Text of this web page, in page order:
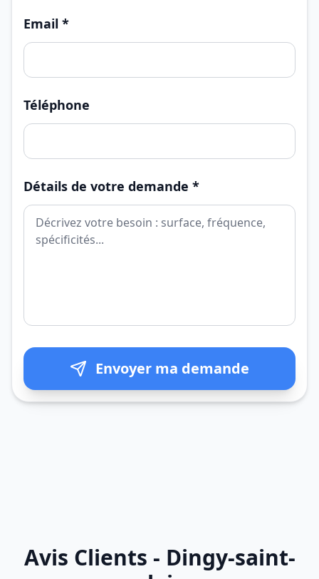
Email *
Téléphone
Détails de votre demande *
Envoyer ma demande
Avis Clients - Dingy-saint-